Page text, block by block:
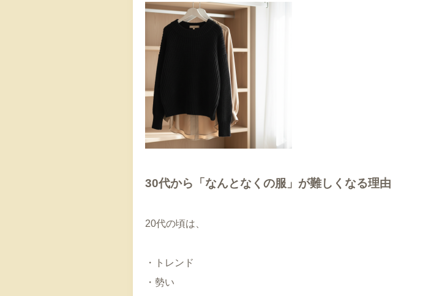
30代から「なんとなくの服」が難しくなる理由
20代の頃は、
・トレンド
・勢い